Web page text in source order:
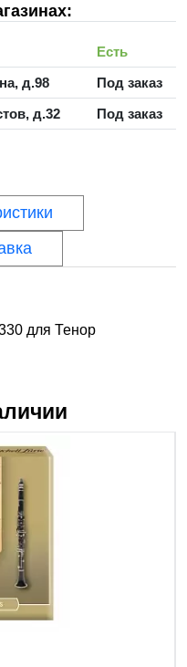
Есть
д.98
Под заказ
д.32
Под заказ
для Тенор